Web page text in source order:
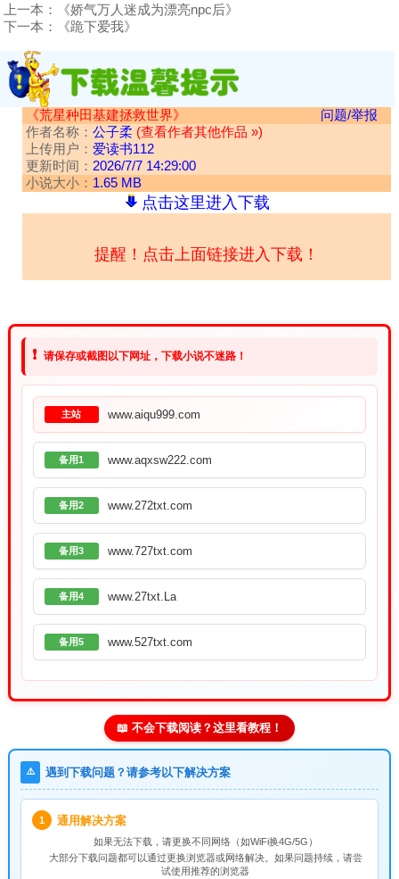
上一本：
《娇气万人迷成为漂亮npc后》
下一本：
《跪下爱我》
《荒星种田基建拯救世界》
问题/举报
作者名称： 公子柔 (查看作者其他作品 »)
上传用户： 爱读书112
更新时间： 2026/7/7 14:29:00
小说大小： 1.65 MB
点击这里进入下载
提醒！点击上面链接进入下载！
❗ 请保存或截图以下网址，下载小说不迷路！
主站 www.aiqu999.com
备用1 www.aqxsw222.com
备用2 www.272txt.com
备用3 www.727txt.com
备用4 www.27txt.La
备用5 www.527txt.com
📖 不会下载阅读？这里看教程！
⚠️ 遇到下载问题？请参考以下解决方案
1 通用解决方案
如果无法下载，请更换不同网络（如WiFi换4G/5G）
大部分下载问题都可以通过更换浏览器或网络解决。如果问题持续，请尝
试使用推荐的浏览器